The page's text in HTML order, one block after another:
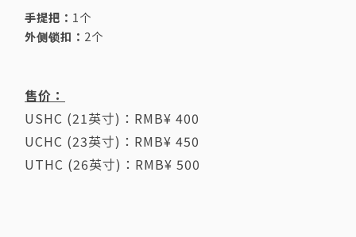
手提把： 1个
外侧锁扣： 2个
售价：
USHC (21英寸)：RMB¥ 400
UCHC (23英寸)：RMB¥ 450
UTHC (26英寸)：RMB¥ 500